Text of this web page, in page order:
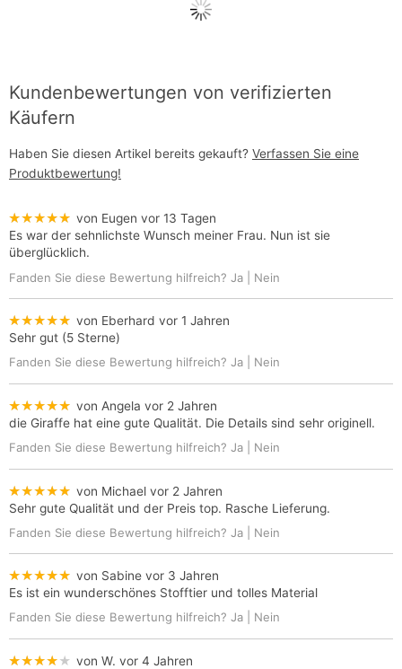
Kundenbewertungen von verifizierten
Käufern
Haben Sie diesen Artikel bereits gekauft? Verfassen Sie eine
Produktbewertung!
★★★★★ von Eugen vor 13 Tagen
Es war der sehnlichste Wunsch meiner Frau. Nun ist sie
überglücklich.
Fanden Sie diese Bewertung hilfreich? Ja Nein
★★★★★ von Eberhard vor 1 Jahren
Sehr gut (5 Sterne)
Fanden Sie diese Bewertung hilfreich? Ja Nein
★★★★★ von Angela vor 2 Jahren
die Giraffe hat eine gute Qualität. Die Details sind sehr originell.
Fanden Sie diese Bewertung hilfreich? Ja Nein
★★★★★ von Michael vor 2 Jahren
Sehr gute Qualität und der Preis top. Rasche Lieferung.
Fanden Sie diese Bewertung hilfreich? Ja Nein
★★★★★ von Sabine vor 3 Jahren
Es ist ein wunderschönes Stofftier und tolles Material
Fanden Sie diese Bewertung hilfreich? Ja Nein
★★★★★ von W. vor 4 Jahren